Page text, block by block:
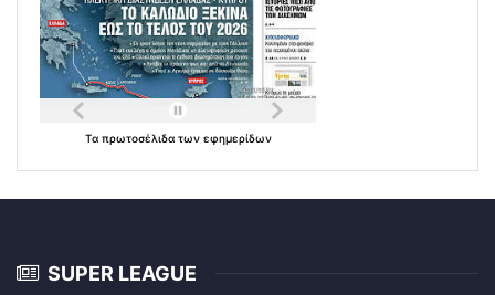
Τα πρωτοσέλιδα των εφημερίδων
SUPER LEAGUE